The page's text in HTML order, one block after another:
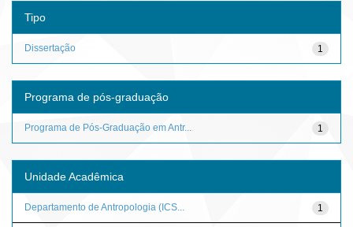
Tipo
1
Dissertação
Programa de pós-graduação
1
Programa de Pós-Graduação em Antr...
Unidade Acadêmica
1
Departamento de Antropologia (ICS...